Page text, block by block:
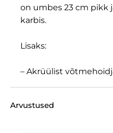
on umbes 23 cm
karbis.
Lisaks:
– Akrüülist
Arvustused